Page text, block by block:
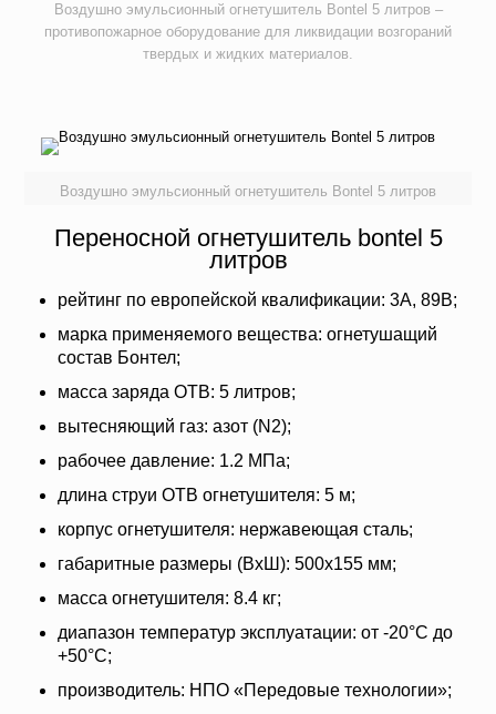
Воздушно эмульсионный огнетушитель Bontel 5 литров –
противопожарное оборудование для ликвидации возгораний
твердых и жидких материалов.
Воздушно эмульсионный огнетушитель Bontel 5 литров
Переносной огнетушитель bontel 5
литров
рейтинг по европейской квалификации: 3A, 89B;
марка применяемого вещества: огнетушащий
состав Бонтел;
масса заряда ОТВ: 5 литров;
вытесняющий газ: азот (N2);
рабочее давление: 1.2 МПа;
длина струи ОТВ огнетушителя: 5 м;
корпус огнетушителя: нержавеющая сталь;
габаритные размеры (ВxШ): 500x155 мм;
масса огнетушителя: 8.4 кг;
диапазон температур эксплуатации: от -20°С до
+50°С;
производитель: НПО «Передовые технологии»;